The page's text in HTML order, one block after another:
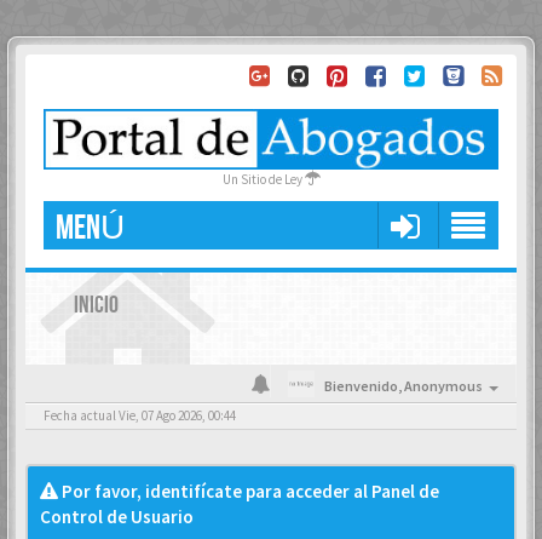
Un Sitio de Ley
MENÚ
INICIO
Bienvenido,Anonymous
Fecha actual Vie, 07 Ago 2026, 00:44
Por favor, identifícate para acceder al Panel de
Control de Usuario